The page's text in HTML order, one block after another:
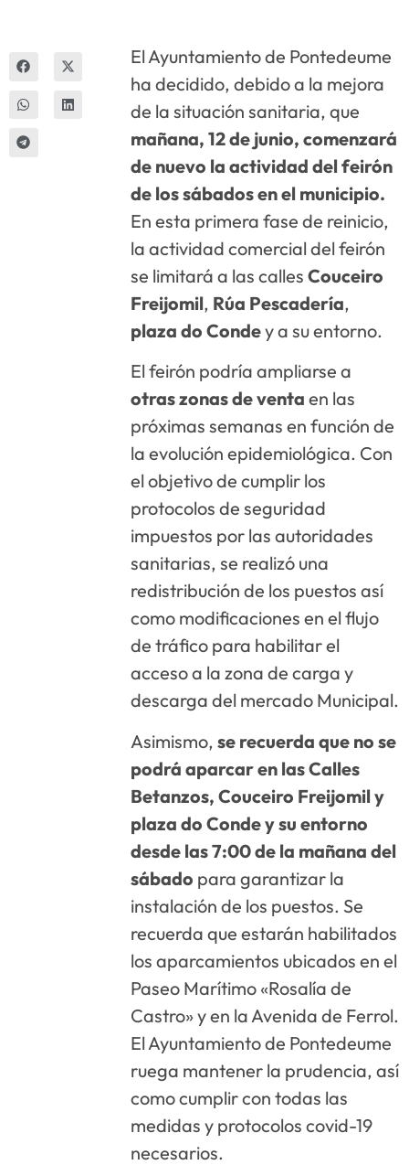
El Ayuntamiento de Pontedeume
ha decidido, debido a la mejora
de la situación sanitaria, que
mañana, 12 de junio, comenzará
de nuevo la actividad del feirón
de los sábados en el municipio.
En esta primera fase de reinicio,
la actividad comercial del feirón
se limitará a las callesCouceiro
Freijomil, Rúa Pescadería,
plaza do Condey a su entorno.
El feirón podría ampliarse a
otras zonas de venta en las
próximas semanas en función de
la evolución epidemiológica. Con
el objetivo de cumplir los
protocolos de seguridad
impuestos por las autoridades
sanitarias, se realizó una
redistribución de los puestos así
como modificaciones en el flujo
de tráfico para habilitar el
acceso a la zona de carga y
descarga del mercado Municipal.
Asimismo,se recuerda que no se
podrá aparcar en las Calles
Betanzos, Couceiro Freijomil y
plaza do Conde y su entorno
desde las 7:00 de la mañana del
sábado para garantizar la
instalación de los puestos. Se
recuerda que estarán habilitados
los aparcamientos ubicados en el
Paseo Marítimo «Rosalía de
Castro» y en la Avenida de Ferrol.
El Ayuntamiento de Pontedeume
ruega mantener la prudencia, así
como cumplir con todas las
medidas y protocolos covid-19
necesarios.